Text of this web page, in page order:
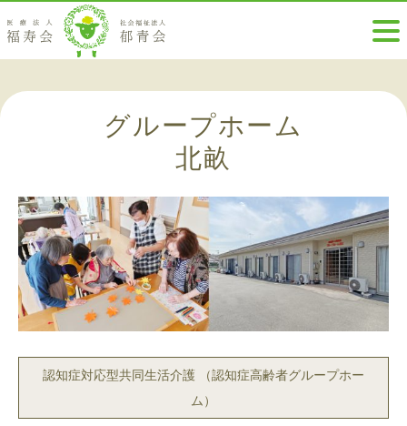
グループホーム
北畝
認知症対応型共同生活介護 （認知症高齢者グループホー
ム）